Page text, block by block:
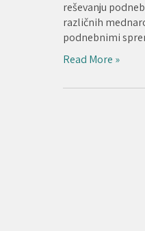
reševanju
različnih
podnebnimi
Read More »